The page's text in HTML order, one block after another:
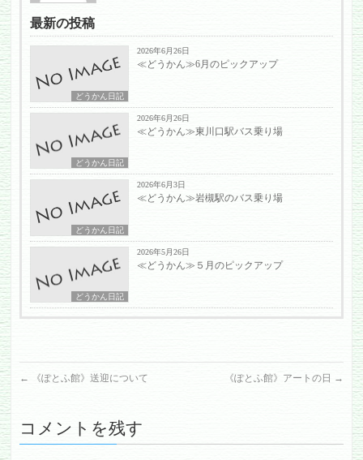
最新の投稿
どうかん日記
2026年6月26日
≪どうかん≫6月のピックアップ
どうかん日記
2026年6月26日
≪どうかん≫東川口駅バス乗り場
どうかん日記
2026年6月3日
≪どうかん≫岩槻駅のバス乗り場
どうかん日記
2026年5月26日
≪どうかん≫５月のピックアップ
← 《ぽとふ館》送迎について 《ぽとふ館》アートの日 →
コメントを残す